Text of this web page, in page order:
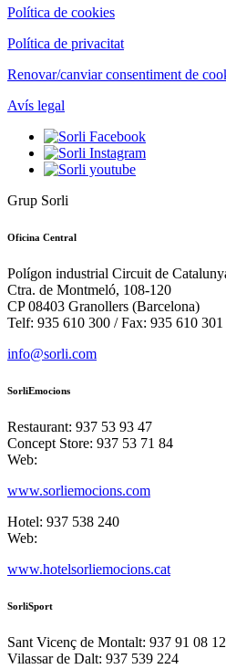
Política de cookies
Política de privacitat
Renovar/canviar consentiment de
Avís legal
Grup Sorli
Oficina Central
Polígon industrial Circuit de
Ctra. de Montmeló, 108-120
CP 08403 Granollers (Barcelona)
Telf: 935 610 300 / Fax: 935 610 301
info@sorli.com
SorliEmocions
Restaurant: 937 53 93 47
Concept Store: 937 53 71 84
Web:
www.sorliemocions.com
Hotel: 937 538 240
Web:
www.hotelsorliemocions.cat
SorliSport
Sant Vicenç de Montalt: 937 91 08 12
Vilassar de Dalt: 937 539 224